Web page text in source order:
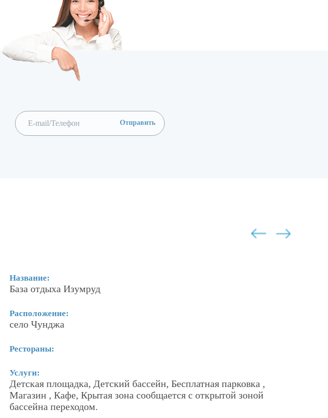
Название:
База отдыха Изумруд
Расположение:
село Чунджа
Рестораны:
Услуги:
Детская площадка, Детский бассейн, Бесплатная парковка ,
Магазин , Кафе, Крытая зона сообщается с открытой зоной
бассейна переходом.